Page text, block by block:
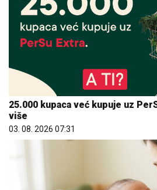
25.000 kupaca već kupuje uz
više
03. 08. 2026 07:31